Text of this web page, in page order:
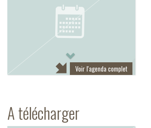
Voir l'agenda complet
A télécharger